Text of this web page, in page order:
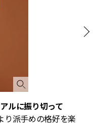
ルに振り切って
り派手めの格好を楽